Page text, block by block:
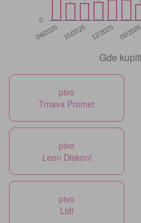
08/2025 10/2025 12/2025 02/2026
0
Gde
pivo
Trnava Promet
pivo
Leon Diskont
pivo
Lidl